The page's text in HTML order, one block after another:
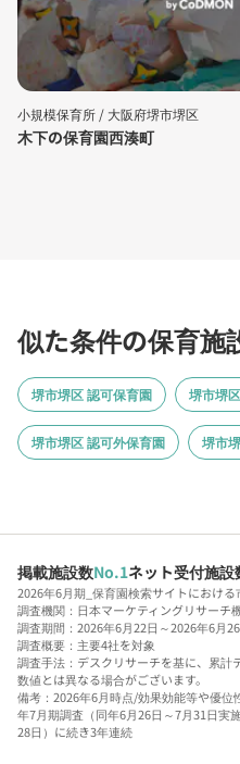
小規模保育所 / 大阪府堺市堺区
木下の保育園西湊町
似た条件の保育施
堺市堺区 認可保育園 堺市堺
堺市堺区 認可外保育園 堺市
掲載施設数No.1ネット受付施設
2026年6月期_保育園検索サイトにおける
調査機関：日本マーケティングリサーチ
調査期間：2026年6月22日～2026年6月
調査概要：主要4社を対象
調査手法：デスクリサーチを基に、累計
数値とは異なる場合がございます。
備考：2026年6月時点/効果効能等や優
年7月期調査（同年6月26日～7月31日実
28日）に続き3年連続